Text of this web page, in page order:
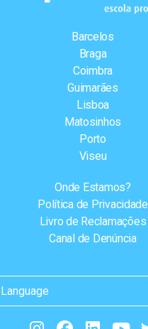
Barcelos
Braga
Coimbra
Guimarães
Lisboa
Matosinhos
Porto
Viseu
Onde Estamos?
Política de Privacidade
Livro de Reclamações
Canal de Denúncia